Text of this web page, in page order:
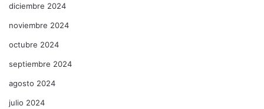
diciembre 2024
noviembre 2024
octubre 2024
septiembre 2024
agosto 2024
julio 2024